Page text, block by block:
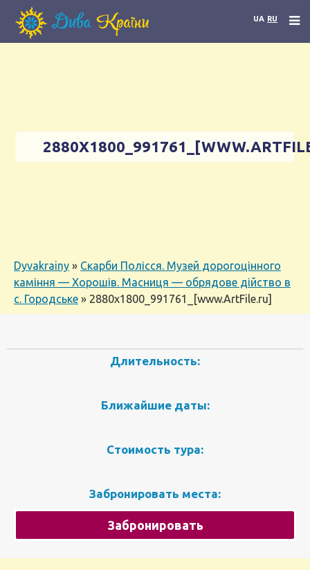
UA RU
Dyvakrainy » Скарби Полісся. Музей дорогоцінного
каміння — Хорошів. Масниця — обрядове дійство в
с. Городське » 2880x1800_991761_[www.ArtFile.ru]
Длительность:
Ближайшие даты:
Стоимость тура:
Забронировать места:
Забронировать